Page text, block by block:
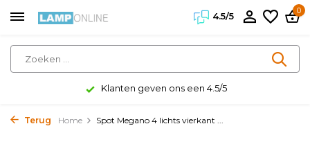
4.5/5
0
Klanten geven ons een 4.5/5
Terug Home Spot Megano 4 lichts vierkant ...